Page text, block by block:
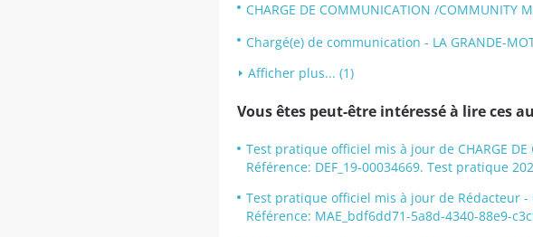
CHARGE DE COMMUNICATION /COMMUNITY
Chargé(e) de communication - LA GRANDE-
Afficher plus... (1)
Vous êtes peut-être intéressé à lire ces
Test pratique officiel mis à jour de CHARGE DE
Référence: DEF_19-00034669. Test pratique
Test pratique officiel mis à jour de Rédacteur
Référence: MAE_bdf6dd71-5a8d-4340-88e9-